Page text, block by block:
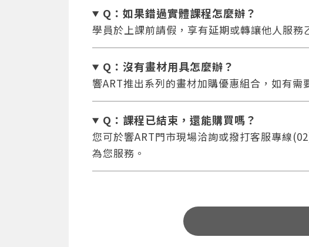
Q：如果錯過實體課程怎麼辦？
學員於上課前請假，享有延期或轉讓他人服
Q：沒有畫材用具怎麼辦？
響ART推出系列的畫材加購優惠組合，如有需
Q：課程已結束，還能購買嗎？
您可於響ART門市現場洽詢或撥打客服專線
為您服務。